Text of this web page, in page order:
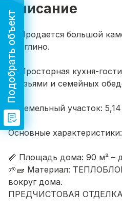
Описание
🏡 Продается большой
с. Иглино.
🍽️ Просторная кухня-
друзьями и семейных
🛏️ Земельный участок: 5,14
Основные характеристики:
📏 Площадь дома: 90 м² –
🌱🧱 Материал:
вокруг дома.
ПРЕДЧИСТОВАЯ ОТДЕЛКА:
Подобрать объект